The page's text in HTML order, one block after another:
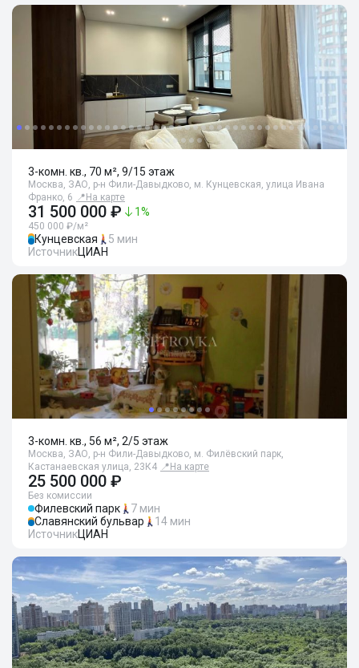
3-комн. кв., 70 м², 9/15 этаж
Москва, ЗАО, р-н Фили-Давыдково, м. Кунцевская, улица Ивана
Франко, 6 📍 На карте
31 500 000 ₽ 1%
450 000 ₽/м²
Кунцевская
5 мин
ИсточникЦИАН
3-комн. кв., 56 м², 2/5 этаж
Москва, ЗАО, р-н Фили-Давыдково, м. Филёвский парк,
Кастанаевская улица, 23К4 📍 На карте
25 500 000 ₽
Без комиссии
Филевский парк
7 мин
Славянский бульвар
14 мин
ИсточникЦИАН